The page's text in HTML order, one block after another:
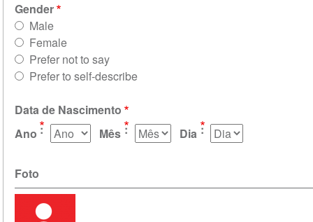
Gender
Male
Female
Prefer not to say
Prefer to self-describe
Data de Nascimento
Ano
Mês Dia
Foto